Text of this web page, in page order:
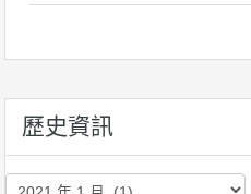
歷史資訊
歷